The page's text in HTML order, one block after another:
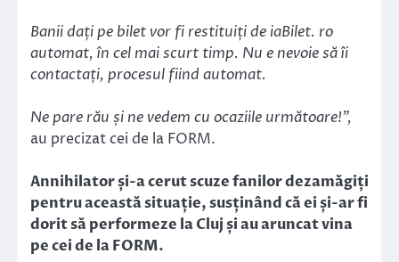
Banii dați pe bilet vor fi restituiți de iaBilet. ro
automat, în cel mai scurt timp. Nu e nevoie să îi
contactați, procesul fiind automat.
Ne pare rău și ne vedem cu ocaziile următoare!”,
au precizat cei de la FORM.
Annihilator și-a cerut scuze fanilor dezamăgiți
pentru această situație, susținând că ei și-ar fi
dorit să performeze la Cluj și au aruncat vina
pe cei de la FORM.